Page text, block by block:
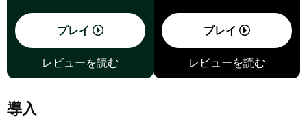
プレイ
レビューを読む
プレイ
レビューを読む
導入